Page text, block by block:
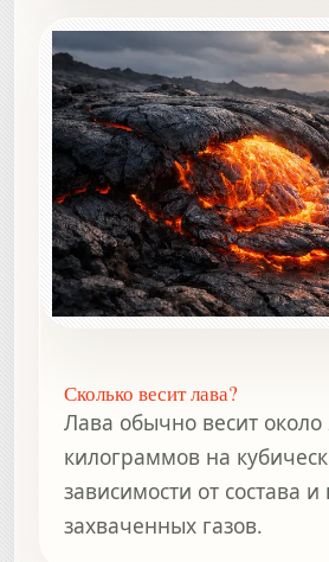
Сколько весит лава?
Лава обычно весит около
килограммов на
зависимости от состава и
захваченных газов.